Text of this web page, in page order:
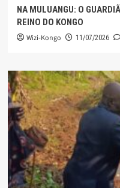
NA MULUANGU: O
REINO DO KONGO
Wizi-Kongo 11/07/2026